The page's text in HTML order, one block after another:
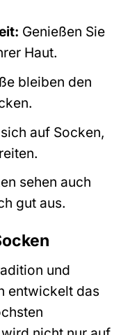
Genießen Sie
Haut.
bleiben den
auf Socken,
sehen auch
gut aus.
und
entwickelt das